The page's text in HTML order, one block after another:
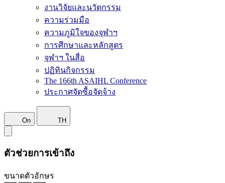
งานวิจัยและนวัตกรรม
ความร่วมมือ
ความภูมิใจของจุฬาฯ
การศึกษาและหลักสูตร
จุฬาฯ ในสื่อ
ปฏิทินกิจกรรม
The 166th ASAIHL Conference
ประกาศจัดซื้อจัดจ้าง
On TH
ตัวช่วยการเข้าถึง
ขนาดตัวอักษร